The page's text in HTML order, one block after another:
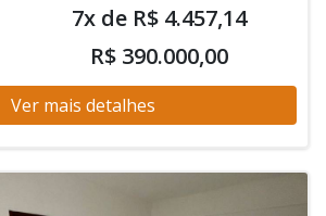
7x de R$ 4.457,14
R$ 390.000,00
Ver mais detalhes